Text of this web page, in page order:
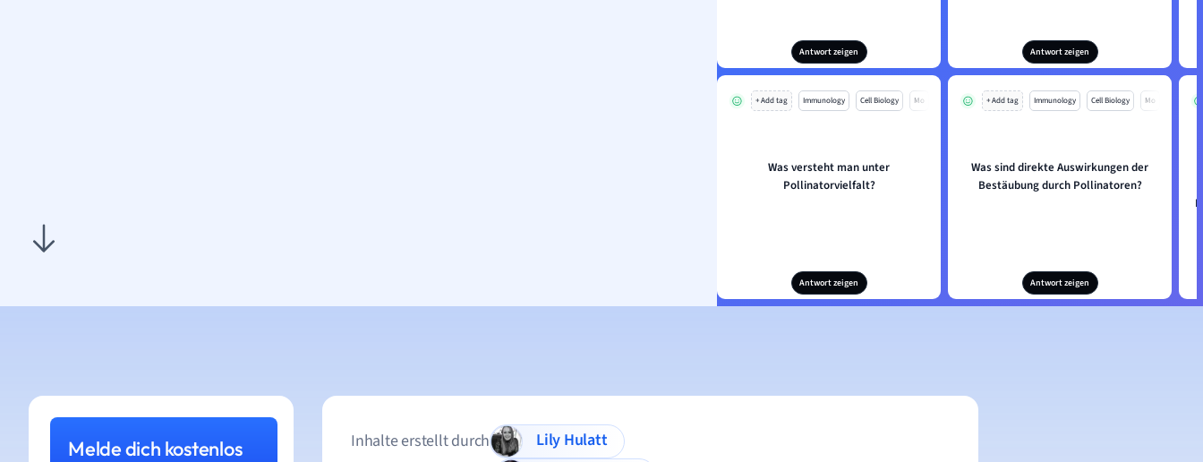
Antwort zeigen Antwort zeigen
+ Add tag Immunology Cell Biology Mo
Was versteht man unter
Pollinatorvielfalt?
Antwort zeigen
+ Add tag Immunology Cell Biology Mo
Was sind direkte Auswirkungen der
Bestäubung durch Pollinatoren?
Antwort zeigen
Melde dich kostenlos
Inhalte erstellt durch
Lily Hulatt